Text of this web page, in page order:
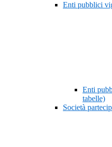
Enti pubblici
Enti
tabelle)
Società